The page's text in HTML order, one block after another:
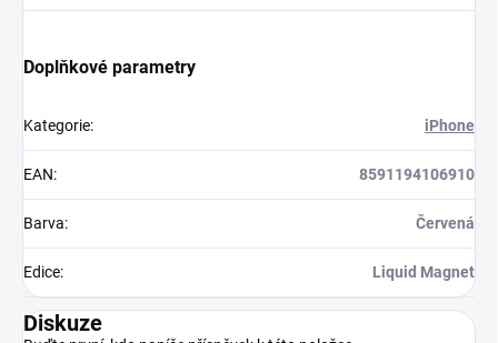
Doplňkové parametry
Kategorie: iPhone
EAN: 8591194106910
Barva: Červená
Edice: Liquid Magnet
Diskuze